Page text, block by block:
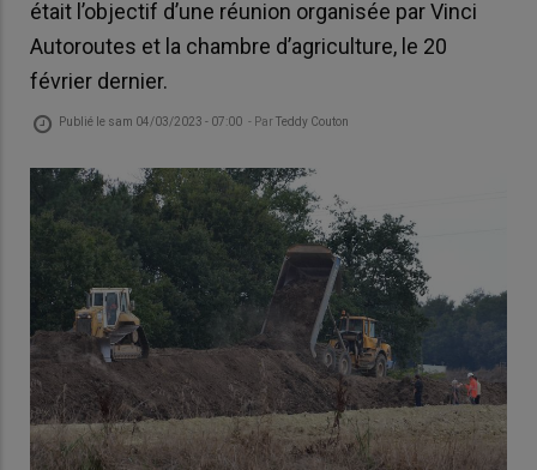
était l’objectif d’une réunion organisée par Vinci
Autoroutes et la chambre d’agriculture, le 20
février dernier.
Publié le sam 04/03/2023 - 07:00 - ParTeddy Couton